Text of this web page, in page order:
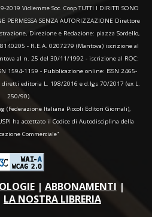
2019 Vidiemme Soc. Coop TUTTI I DIRITTI SONO
PERMESSA SENZA AUTORIZZAZIONE Direttore
Direzione e Redazione: piazza Sordello,
- R.E.A. 0207279 (Mantova) iscrizione al
al n. 25 del 30/11/1992 - iscrizione al ROC:
1594-1159 - Pubblicazione online: ISSN 2465-
editoria L. 198/2016 e d.lgs 70/2017 (ex L.
250/90)
(Federazione Italiana Piccoli Editori Giornali),
ha accettato il Codice di Autodisciplina della
Commerciale"
| ABBONAMENTI |
LA NOSTRA LIBRERIA